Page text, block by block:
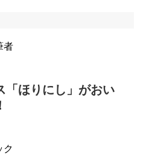
者
「ほりにし」がおい